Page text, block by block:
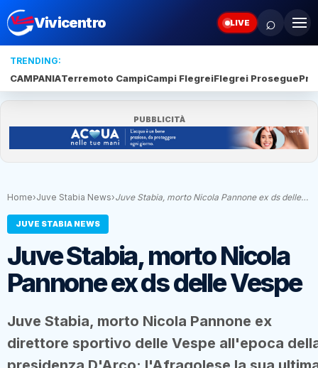
Vivicentro LIVE ⌕
TRENDING:
CAMPANIATerremoto CampiCampi FlegreiFlegrei Prosegue
PUBBLICITÀ
Home›Juve Stabia News›Juve Stabia, morto Nicola Pannone ex ds delle…
JUVE STABIA NEWS
Juve Stabia, morto Nicola
Pannone ex ds delle Vespe
Juve Stabia, morto Nicola Pannone ex
direttore sportivo delle Vespe all'epoca